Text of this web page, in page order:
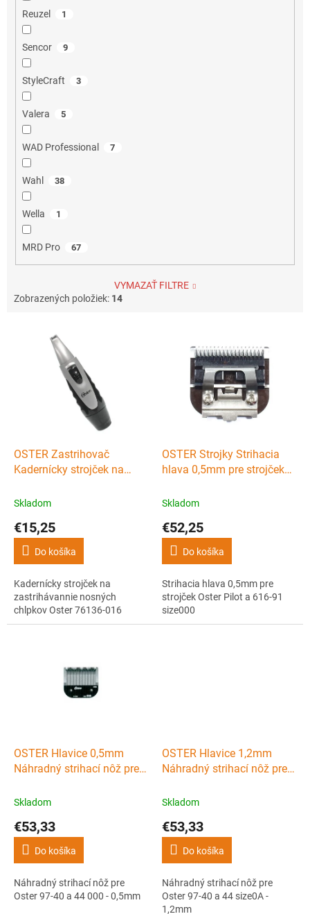
Reuzel 1
Sencor 9
StyleCraft 3
Valera 5
WAD Professional 7
Wahl 38
Wella 1
MRD Pro 67
VYMAZAŤ FILTRE
Zobrazených položiek: 14
OSTER Zastrihovač
Kadernícky strojček na
chlpkov Oster 76136-016
Skladom
€15,25
Do košíka
Kadernícky strojček na
zastrihávannie nosných
chlpkov Oster 76136-016
OSTER Strojky Strihacia
hlava 0,5mm pre strojček
size000
Skladom
€52,25
Do košíka
Strihacia hlava 0,5mm pre
strojček Oster Pilot a 616-91
size000
OSTER Hlavice 0,5mm
Náhradný strihací nôž pre
0,5mm
Skladom
€53,33
Do košíka
Náhradný strihací nôž pre
Oster 97-40 a 44 000 - 0,5mm
OSTER Hlavice 1,2mm
Náhradný strihací nôž pre
1,2mm
Skladom
€53,33
Do košíka
Náhradný strihací nôž pre
Oster 97-40 a 44 size0A -
1,2mm